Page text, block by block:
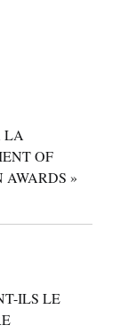
LA
OF
»
ILS LE